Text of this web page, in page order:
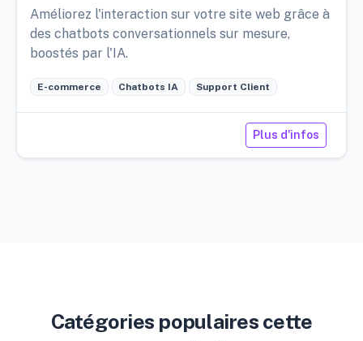
Améliorez l'interaction sur votre site web grâce à
des chatbots conversationnels sur mesure,
boostés par l'IA.
E-commerce Chatbots IA Support Client
Plus d'infos
Catégories populaires cette